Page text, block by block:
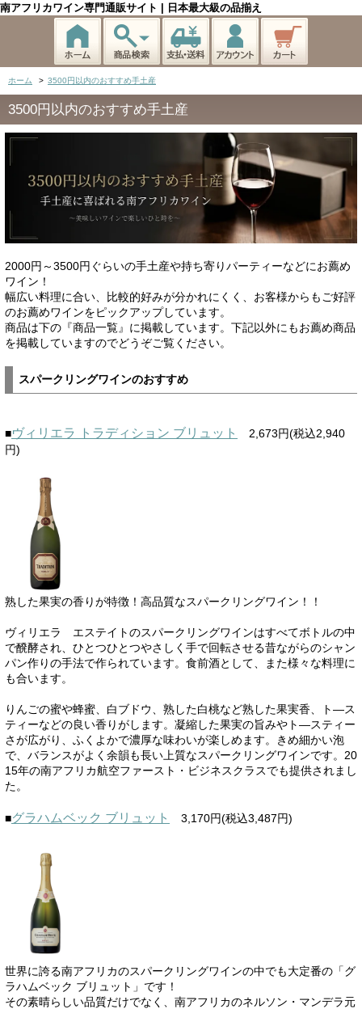
南アフリカワイン専門通販サイト | 日本最大級の品揃え
ホーム > 3500円以内のおすすめ手土産
3500円以内のおすすめ手土産
2000円～3500円ぐらいの手土産や持ち寄りパーティーなどにお薦め
ワイン！
幅広い料理に合い、比較的好みが分かれにくく、お客様からもご好評
のお薦めワインをピックアップしています。
商品は下の『商品一覧』に掲載しています。下記以外にもお薦め商品
を掲載していますのでどうぞご覧ください。
スパークリングワインのおすすめ
■ヴィリエラ トラディション ブリュット
2,673円(税込2,940
円)
熟した果実の香りが特徴！高品質なスパークリングワイン！！
ヴィリエラ エステイトのスパークリングワインはすべてボトルの中
で醗酵され、ひとつひとつやさしく手で回転させる昔ながらのシャン
パン作りの手法で作られています。食前酒として、また様々な料理に
も合います。
りんごの蜜や蜂蜜、白ブドウ、熟した白桃など熟した果実香、ト―ス
ティーなどの良い香りがします。凝縮した果実の旨みやト―スティー
さが広がり、ふくよかで濃厚な味わいが楽しめます。きめ細かい泡
で、バランスがよく余韻も長い上質なスパークリングワインです。20
15年の南アフリカ航空ファースト・ビジネスクラスでも提供されまし
た。
■グラハムベック ブリュット 3,170円(税込3,487円)
世界に誇る南アフリカのスパークリングワインの中でも大定番の「グ
ラハムベック ブリュット」です！
その素晴らしい品質だけでなく、南アフリカのネルソン・マンデラ元